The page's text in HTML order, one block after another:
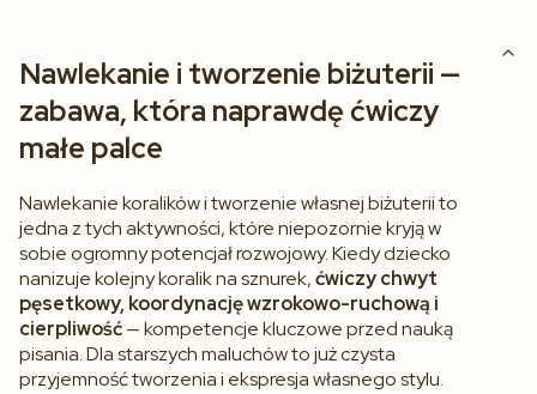
Nawlekanie i tworzenie biżuterii —
zabawa, która naprawdę ćwiczy
małe palce
Nawlekanie koralików i tworzenie własnej biżuterii to
jedna z tych aktywności, które niepozornie kryją w
sobie ogromny potencjał rozwojowy. Kiedy dziecko
nanizuje kolejny koralik na sznurek,ćwiczy chwyt
pęsetkowy, koordynację wzrokowo-ruchową i
cierpliwość— kompetencje kluczowe przed nauką
pisania. Dla starszych maluchów to już czysta
przyjemność tworzenia i ekspresja własnego stylu.